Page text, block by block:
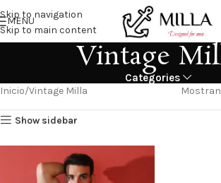
Skip to navigation
Skip to main content
MENU
Vintage
Categories
Inicio Vintage Milla
Show sidebar